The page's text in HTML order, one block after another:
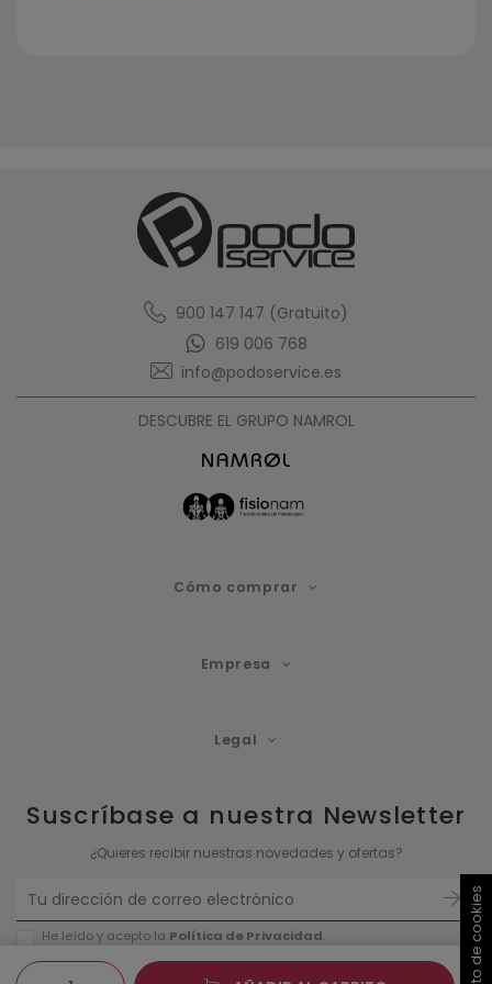
900 147 147 (Gratuito)
619 006 768
info@podoservice.es
DESCUBRE EL GRUPO NAMROL
Cómo comprar
Empresa
Legal
Suscríbase a nuestra Newsletter
¿Quieres recibir nuestras novedades y ofertas?
He leído y acepto la Política de Privacidad.